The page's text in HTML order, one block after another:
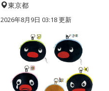
東京都
2026年8月9日 03:18更新